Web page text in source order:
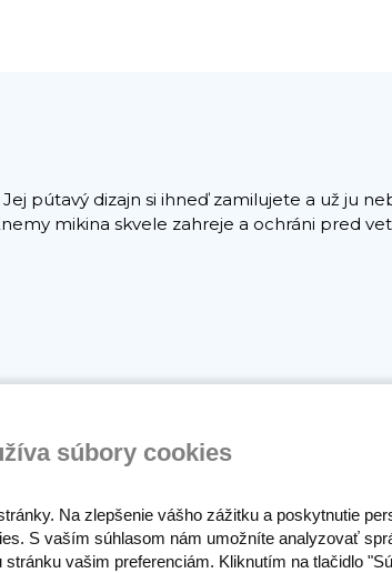
pútavý dizajn si ihneď zamilujete a už ju
mikina skvele zahreje a ochráni pred
súbory cookies
Na zlepšenie vášho zážitku a poskytnutie
S vaším súhlasom nám umožníte analyzovať
vašim preferenciám. Kliknutím na tlačidlo